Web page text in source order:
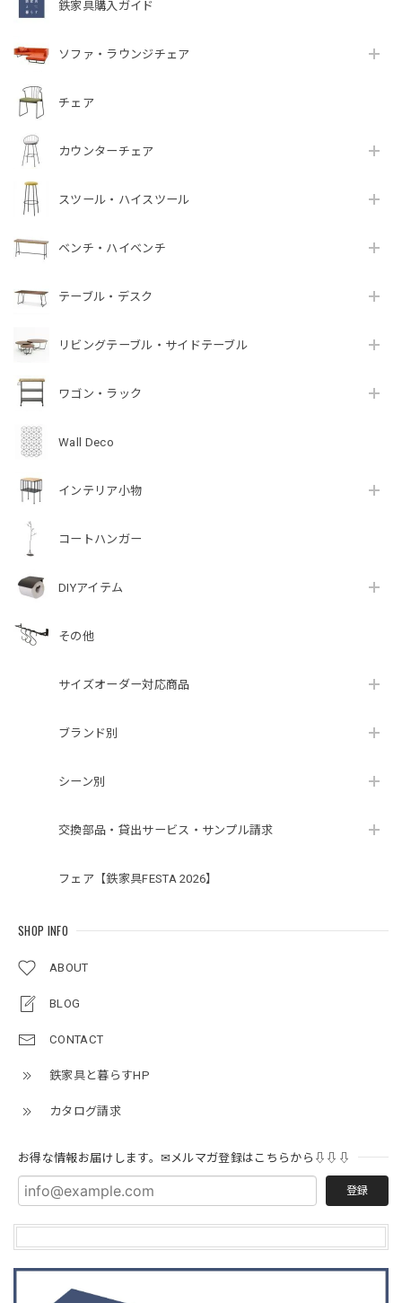
鉄家具購入ガイド
ソファ・ラウンジチェア
チェア
カウンターチェア
スツール・ハイスツール
ベンチ・ハイベンチ
テーブル・デスク
リビングテーブル・サイドテーブル
ワゴン・ラック
Wall Deco
インテリア小物
コートハンガー
DIYアイテム
その他
サイズオーダー対応商品
ブランド別
シーン別
交換部品・貸出サービス・サンプル請求
フェア【鉄家具FESTA 2026】
SHOP INFO
ABOUT
BLOG
CONTACT
鉄家具と暮らすHP
カタログ請求
お得な情報お届けします。✉メルマガ登録はこちらから⇩⇩⇩
登録